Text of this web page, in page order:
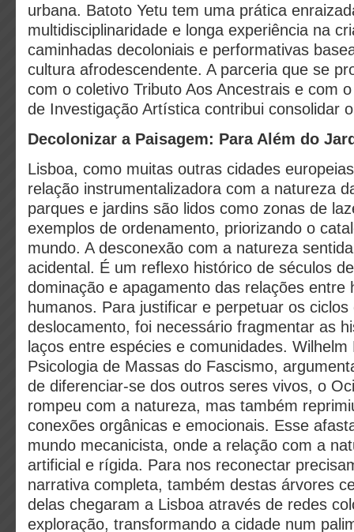
urbana. Batoto Yetu tem uma prática
multidisciplinaridade e longa experiência na
caminhadas decoloniais e performativas
cultura afrodescendente. A parceria que se
com o coletivo Tributo Aos Ancestrais e com
de Investigação Artística contribui consolidar
Decolonizar a Paisagem: Para Além do
Lisboa, como muitas outras cidades
relação instrumentalizadora com a natureza
parques e jardins são lidos como zonas de
exemplos de ordenamento, priorizando o
mundo. A desconexão com a natureza
acidental. É um reflexo histórico de séculos
dominação e apagamento das relações entre
humanos. Para justificar e perpetuar os
deslocamento, foi necessário fragmentar as
laços entre espécies e comunidades. Wilhelm
Psicologia de Massas do Fascismo,
de diferenciar-se dos outros seres vivos, o
rompeu com a natureza, mas também
conexões orgânicas e emocionais. Esse
mundo mecanicista, onde a relação com a
artificial e rígida. Para nos reconectar
narrativa completa, também destas árvores
delas chegaram a Lisboa através de redes
exploração, transformando a cidade num